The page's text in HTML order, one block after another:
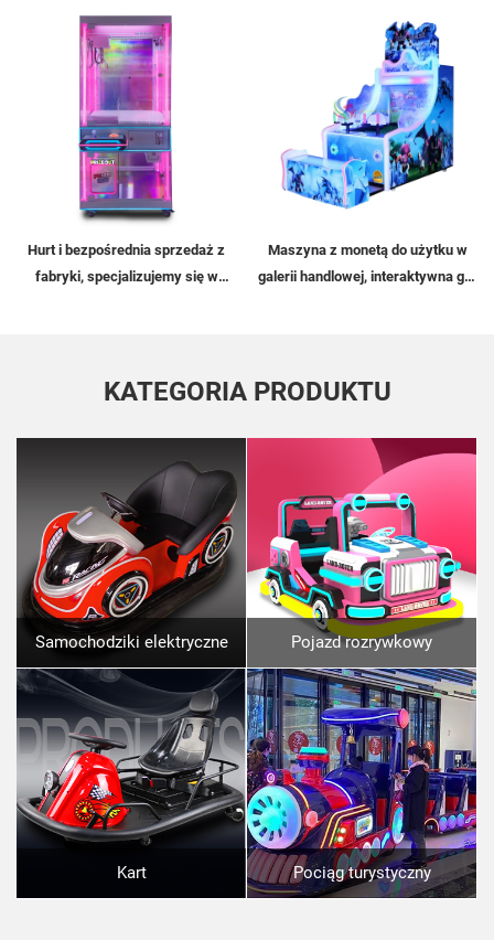
konsola do gier typu arcade,
symulator jazdy, symulator
samochodu
samochodu klasycznego,
samochód kwadratowy
interaktywny dla rodzica i dziecka
do użytku w pomieszczeniach i na
zewnątrz, samochód
oświetleniowy z muzyką
elektryczną
Hurt i bezpośrednia sprzedaż z
fabryki, specjalizujemy się w
maszynach z pluszakami
Maszyna z monetą do użytku w
galerii handlowej, interaktywna gra
KATEGORIA PRODUKTU
Samochodziki elektryczne Pojazd rozrywkowy
Kart Pociąg turystyczny